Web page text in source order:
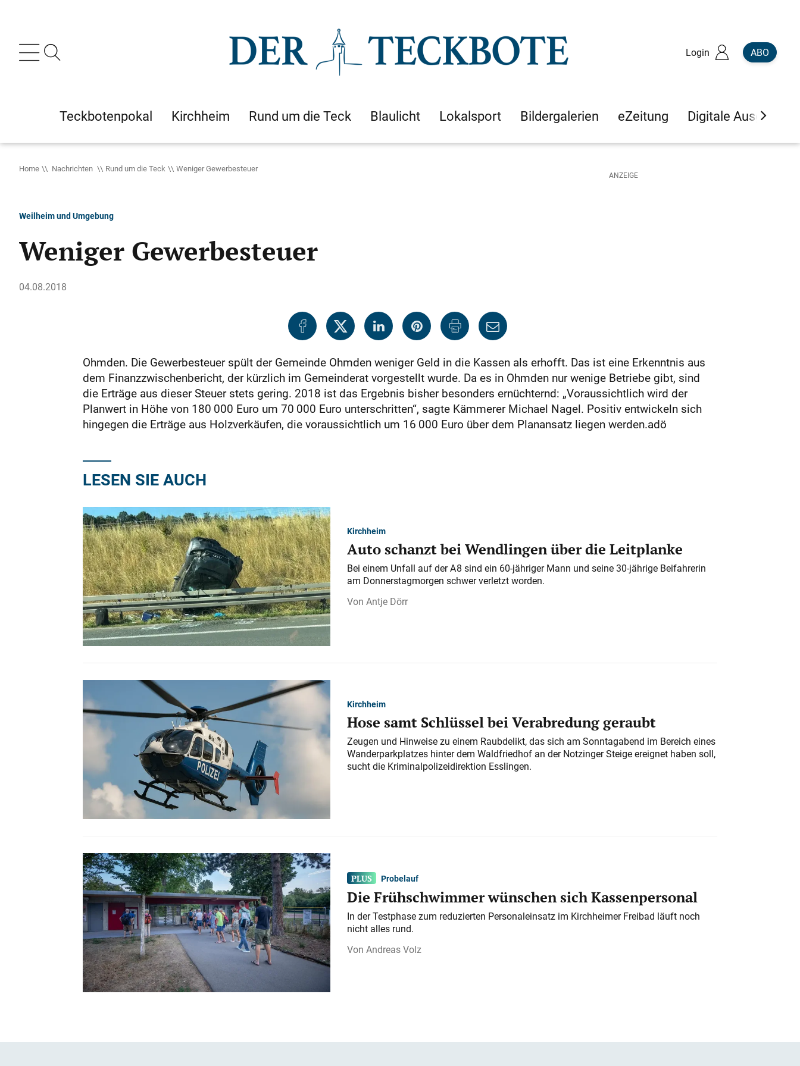
Login ABO
Teckbotenpokal Kirchheim Rund um die Teck Blaulicht Lokalsport Bildergalerien eZeitung Digitale Ausgaben
Home Nachrichten Rund um die Teck Weniger Gewerbesteuer
Weilheim und Umgebung
Weniger Gewerbesteuer
04.08.2018
Ohmden. Die Gewerbesteuer spült der Gemeinde Ohmden weniger Geld in die Kassen als erhofft. Das ist eine Erkenntnis aus
dem Finanzzwischenbericht, der kürzlich im Gemeinderat vorgestellt wurde. Da es in Ohmden nur wenige Betriebe gibt, sind
die Erträge aus dieser Steuer stets gering. 2018 ist das Ergebnis bisher besonders ernüchternd: „Voraussichtlich wird der
Planwert in Höhe von 180 000 Euro um 70 000 Euro unterschritten“, sagte Kämmerer Michael Nagel. Positiv entwickeln sich
hingegen die Erträge aus Holzverkäufen, die voraussichtlich um 16 000 Euro über dem Planansatz liegen werden.adö
LESEN SIE AUCH
Kirchheim
Auto schanzt bei Wendlingen über die Leitplanke
Bei einem Unfall auf der A 8 sind ein 60-jähriger Mann und seine 30-jährige Beifahrerin
am Donnerstagmorgen schwer verletzt worden.
Antje Dörr
Kirchheim
Hose samt Schlüssel bei Verabredung geraubt
Zeugen und Hinweise zu einem Raubdelikt, das sich am Sonntagabend im Bereich eines
Wanderparkplatzes hinter dem Waldfriedhof an der Notzinger Steige ereignet haben soll,
sucht die Kriminalpolizeidirektion Esslingen.
Probelauf
Die Frühschwimmer wünschen sich Kassenpersonal
In der Testphase zum reduzierten Personaleinsatz im Kirchheimer Freibad läuft noch
nicht alles rund.
Andreas Volz